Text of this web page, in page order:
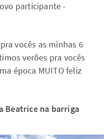
participante -
vocês as minhas 6
verões pra vocês
época MUITO feliz
Beatrice na barriga